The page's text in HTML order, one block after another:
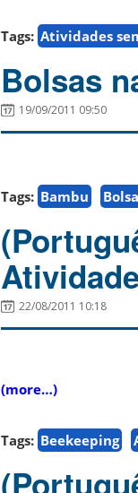
Tags: Atividades
Bolsas
19/09/2011 09:50
Tags: Bambu
22/08/2011 10:18
(more…)
Tags: Beekeeping